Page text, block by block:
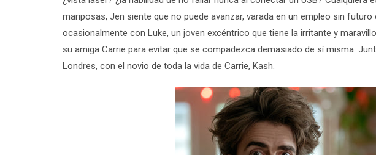
mariposas, Jen siente que no puede avanzar, varada en un empleo sin
ocasionalmente con Luke, un joven excéntrico que tiene la irritante y
su amiga Carrie para evitar que se compadezca demasiado de sí misma.
Londres, con el novio de toda la vida de Carrie, Kash.